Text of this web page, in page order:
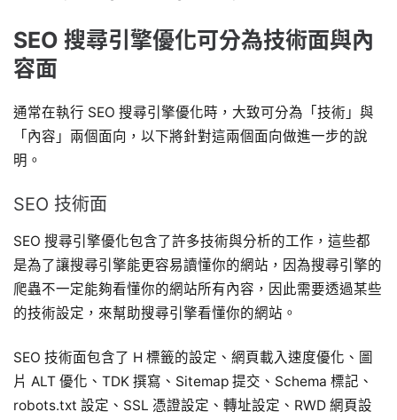
SEO 搜尋引擎優化可分為技術面與內
容面
通常在執行 SEO 搜尋引擎優化時，大致可分為「技術」與
「內容」兩個面向，以下將針對這兩個面向做進一步的說
明。
SEO 技術面
SEO 搜尋引擎優化包含了許多技術與分析的工作，這些都
是為了讓搜尋引擎能更容易讀懂你的網站，因為搜尋引擎的
爬蟲不一定能夠看懂你的網站所有內容，因此需要透過某些
的技術設定，來幫助搜尋引擎看懂你的網站。
SEO 技術面包含了 H 標籤的設定、網頁載入速度優化、圖
片 ALT 優化、TDK 撰寫、Sitemap 提交、Schema 標記、
robots.txt 設定、SSL 憑證設定、轉址設定、RWD 網頁設